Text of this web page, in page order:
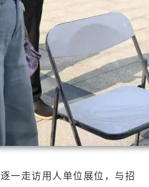
一走访用人单位展位，与招